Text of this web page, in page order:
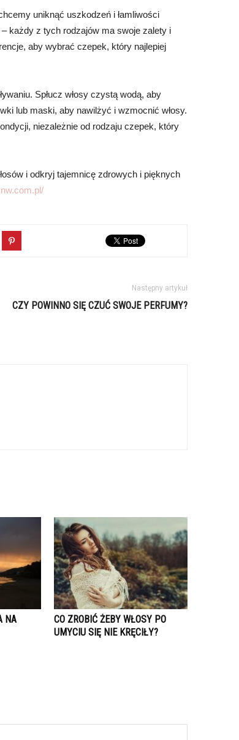
uniknąć uszkodzeń i łamliwości
każdy z tych rodzajów ma swoje zalety i
aby wybrać czepek, który najlepiej
Spłucz włosy czystą wodą, aby
lub maski, aby nawilżyć i wzmocnić włosy.
niezależnie od rodzaju czepek, który
i odkryj tajemnicę zdrowych i pięknych
Następny artykuł
CZY POWINNO SIĘ CZUĆ SWOJE PERFUMY?
NA
CO ZROBIĆ ŻEBY WŁOSY PO
UMYCIU SIĘ NIE KRĘCIŁY?